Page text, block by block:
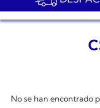
No se han encontrado